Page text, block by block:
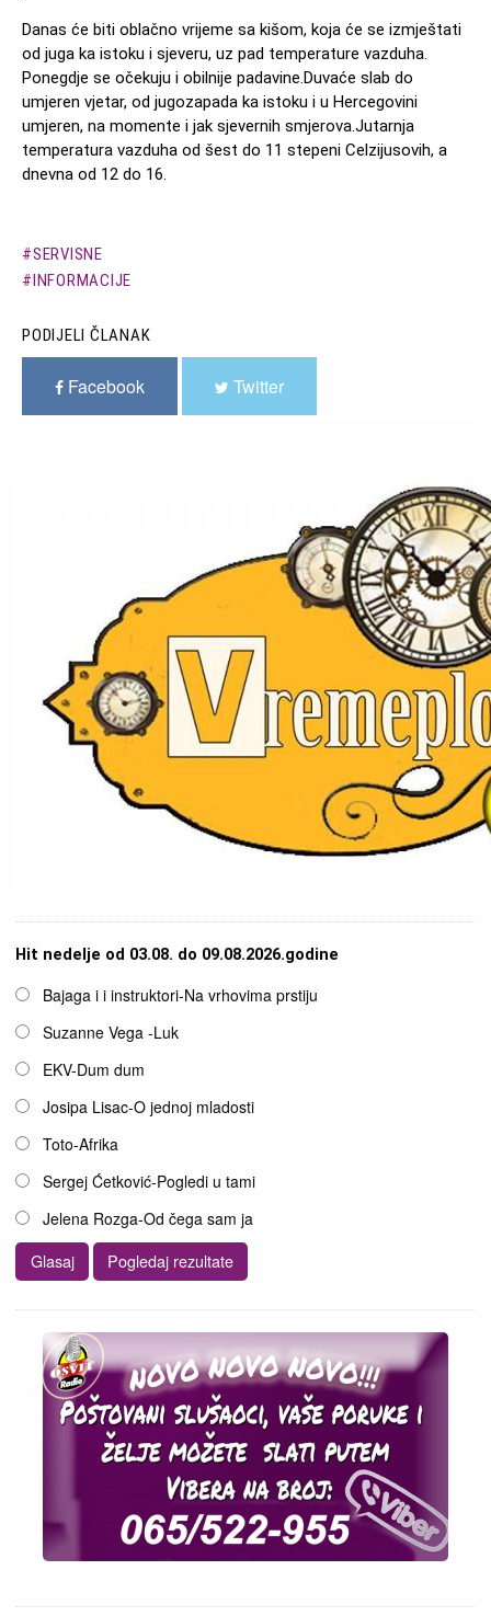
Danas će biti oblačno vrijeme sa kišom, koja će se izmještati
od juga ka istoku i sjeveru, uz pad temperature vazduha.
Ponegdje se očekuju i obilnije padavine.Duvaće slab do
umjeren vjetar, od jugozapada ka istoku i u Hercegovini
umjeren, na momente i jak sjevernih smjerova.Јutarnja
temperatura vazduha od šest do 11 stepeni Celzijusovih, a
dnevna od 12 do 16.
SERVISNE
INFORMACIJE
PODIJELI ČLANAK
Facebook Twitter
Hit nedelje od 03.08. do 09.08.2026.godine
OpcijeBajaga i i instruktori-Na vrhovima prstiju
Suzanne Vega -Luk
EKV-Dum dum
Josipa Lisac-O jednoj mladosti
Toto-Afrika
Sergej Ćetković-Pogledi u tami
Jelena Rozga-Od čega sam ja